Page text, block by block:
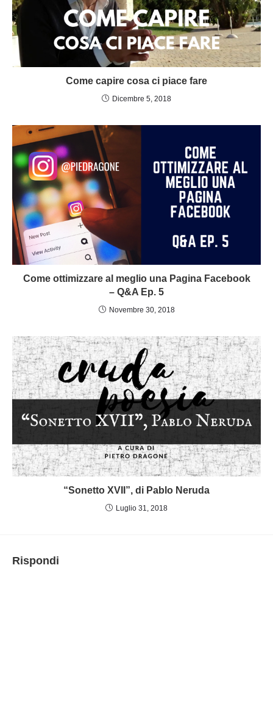
Come capire cosa ci piace fare
Dicembre 5, 2018
Come ottimizzare al meglio una Pagina Facebook
– Q&A Ep. 5
Novembre 30, 2018
“Sonetto XVII”, di Pablo Neruda
Luglio 31, 2018
Rispondi